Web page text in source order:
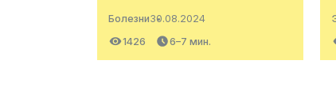
Болезни30.08.2024
1426
6–7 мин.